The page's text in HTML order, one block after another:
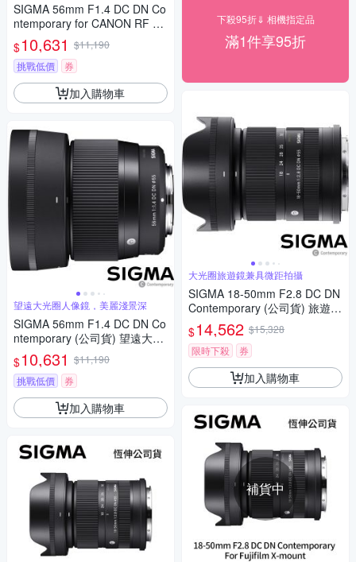
SIGMA 56mm F1.4 DC DN Co
ntemporary for CANON RF 接
環 (公司貨) 望遠大光圈定焦鏡
人像鏡 APS-C 無反微單眼專用
鏡頭
$10,631 $11,190
挑戰低價
券
加入購物車
望遠大光圈人像鏡，美麗淺景深
SIGMA 56mm F1.4 DC DN Co
ntemporary (公司貨) 望遠大光
圈定焦鏡頭 人像鏡 APS-C 無反
微單眼專用鏡頭
$10,631 $11,190
挑戰低價
券
加入購物車
下殺95折⇓ 相機指定品
滿1件享95折
大光圈旅遊鏡兼具微距拍攝
SIGMA 18-50mm F2.8 DC DN
Contemporary (公司貨) 旅遊鏡
APS-C 無反微單眼專用鏡頭
$14,562 $15,328
限時下殺
券
加入購物車
補貨中